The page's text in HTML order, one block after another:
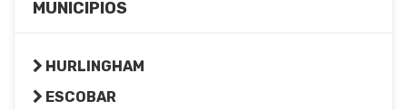
MUNICIPIOS
HURLINGHAM
ESCOBAR